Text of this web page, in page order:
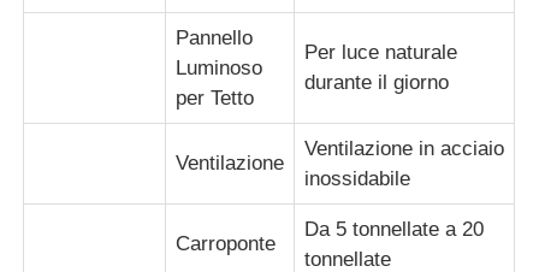
Pannello
Luminoso
per Tetto
Per luce naturale
durante il giorno
Ventilazione
Ventilazione in acciaio
inossidabile
Carroponte
Da 5 tonnellate a 20
tonnellate